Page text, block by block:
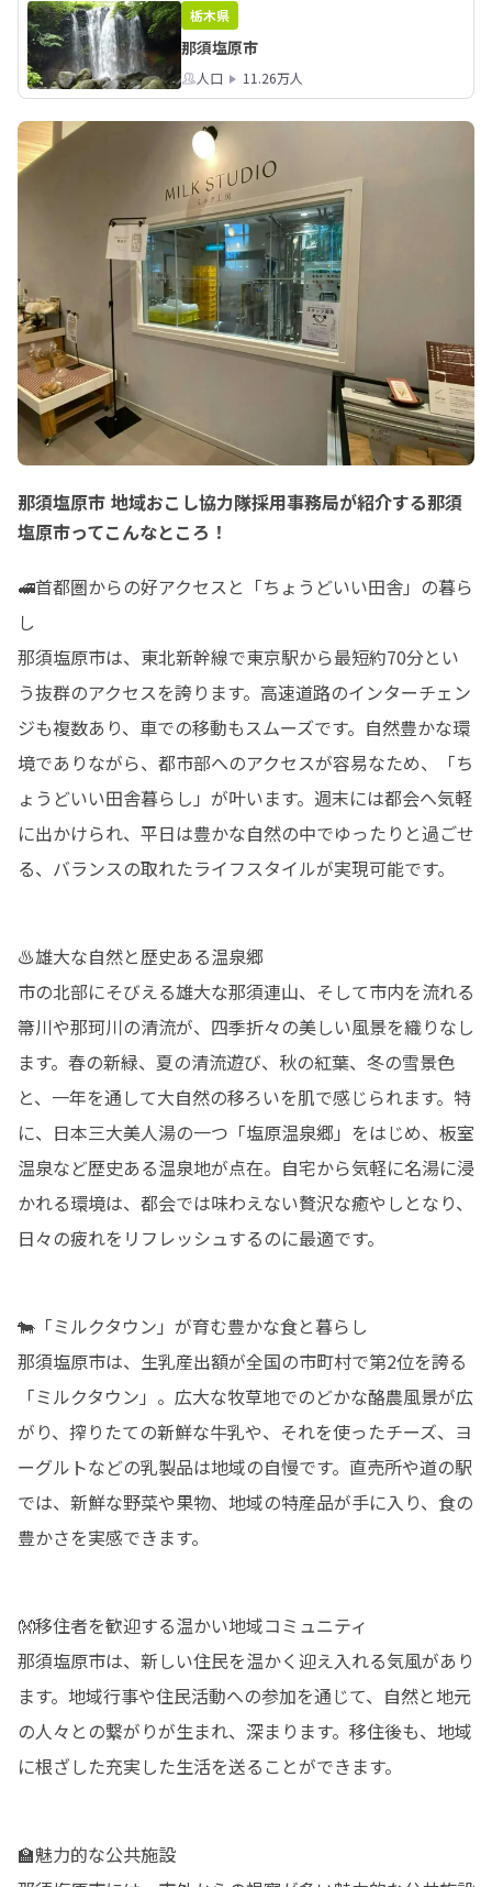
内定時期：令和8年4月1日予定
栃木県
那須塩原市
人口 11.26万人
那須塩原市 地域おこし協力隊採用事務局が紹介する那須
塩原市ってこんなところ！
🚅首都圏からの好アクセスと「ちょうどいい田舎」の暮ら
し
那須塩原市は、東北新幹線で東京駅から最短約70分とい
う抜群のアクセスを誇ります。高速道路のインターチェン
ジも複数あり、車での移動もスムーズです。自然豊かな環
境でありながら、都市部へのアクセスが容易なため、「ち
ょうどいい田舎暮らし」が叶います。週末には都会へ気軽
に出かけられ、平日は豊かな自然の中でゆったりと過ごせ
る、バランスの取れたライフスタイルが実現可能です。
♨雄大な自然と歴史ある温泉郷
市の北部にそびえる雄大な那須連山、そして市内を流れる
箒川や那珂川の清流が、四季折々の美しい風景を織りなし
ます。春の新緑、夏の清流遊び、秋の紅葉、冬の雪景色
と、一年を通して大自然の移ろいを肌で感じられます。特
に、日本三大美人湯の一つ「塩原温泉郷」をはじめ、板室
温泉など歴史ある温泉地が点在。自宅から気軽に名湯に浸
かれる環境は、都会では味わえない贅沢な癒やしとなり、
日々の疲れをリフレッシュするのに最適です。
🐄「ミルクタウン」が育む豊かな食と暮らし
那須塩原市は、生乳産出額が全国の市町村で第2位を誇る
「ミルクタウン」。広大な牧草地でのどかな酪農風景が広
がり、搾りたての新鮮な牛乳や、それを使ったチーズ、ヨ
ーグルトなどの乳製品は地域の自慢です。直売所や道の駅
では、新鮮な野菜や果物、地域の特産品が手に入り、食の
豊かさを実感できます。
👐移住者を歓迎する温かい地域コミュニティ
那須塩原市は、新しい住民を温かく迎え入れる気風があり
ます。地域行事や住民活動への参加を通じて、自然と地元
の人々との繋がりが生まれ、深まります。移住後も、地域
に根ざした充実した生活を送ることができます。
🏫魅力的な公共施設